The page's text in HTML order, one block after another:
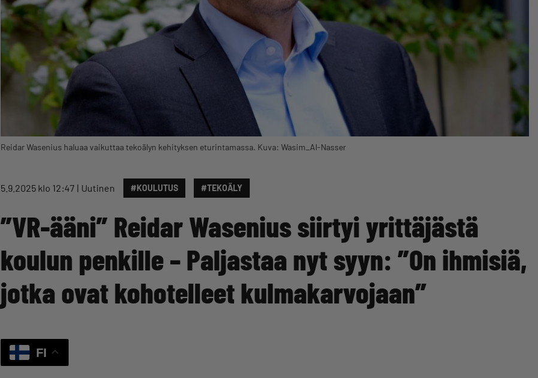
Reidar Wasenius haluaa vaikuttaa tekoälyn kehityksen eturintamassa. Kuva: Wasim_Al-Nasser
5.9.2025 klo 12:47 Uutinen #KOULUTUS #TEKOÄLY
”VR-ääni” Reidar Wasenius siirtyi yrittäjästä
koulun penkille – Paljastaa nyt syyn: ”On ihmisiä,
jotka ovat kohotelleet kulmakarvojaan”
FI